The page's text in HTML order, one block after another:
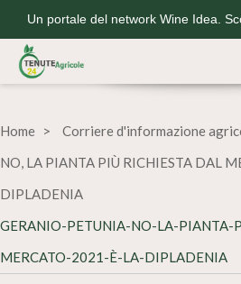
Un portale del network Wine Idea.
Home Corriere d'informazione
NO, LA PIANTA PIÙ RICHIESTA DAL
DIPLADENIA
GERANIO-PETUNIA-NO-LA-PIANTA-
MERCATO-2021-È-LA-DIPLADENIA